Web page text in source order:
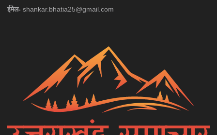
ईमेल- shankar.bhatia25@gmail.com